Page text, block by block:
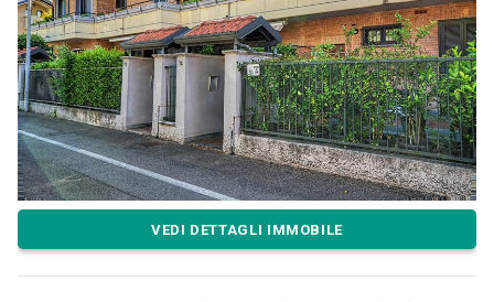
VEDI DETTAGLI IMMOBILE